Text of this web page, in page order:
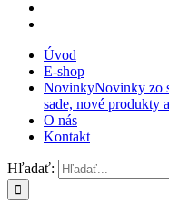
Úvod
E-shop
NovinkyNovinky zo
sade, nové produkty
O nás
Kontakt
Hľadať: